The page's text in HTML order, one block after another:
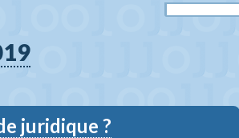
juridique ?